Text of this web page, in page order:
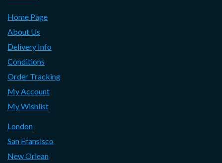
Home Page
About Us
Delivery Info
Conditions
Order Tracking
My Account
My Wishlist
London
San Fransisco
New Orlean